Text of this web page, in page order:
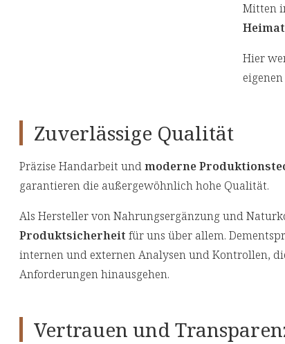
Mitten
Hier
Zuverlässige Qualität
Präzise Handarbeit undmoderne
garantieren die außergewöhnlich hohe Qualität.
Als Hersteller von Nahrungsergänzung und
Produktsicherheit für uns über allem.
internen und externen Analysen und Kontrollen,
Anforderungen hinausgehen.
Vertrauen und